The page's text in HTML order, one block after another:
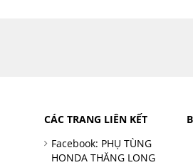
CÁC TRANG LIÊN KẾT
Facebook: PHỤ TÙNG
HONDA THĂNG LONG